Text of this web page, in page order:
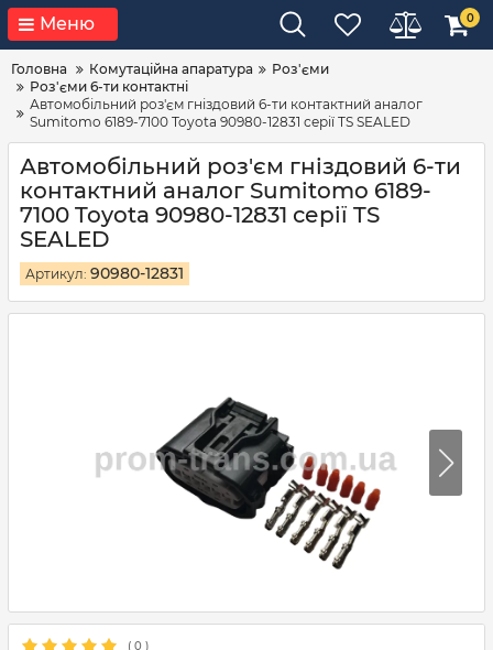
Меню 0
Головна Комутаційна апаратура
Роз'єми
Роз'єми 6-ти контактні
Автомобільний роз'єм гніздовий 6-ти контактний аналог
Sumitomo 6189-7100 Toyota 90980-12831 серії TS SEALED
Автомобільний роз'єм гніздовий 6-ти
контактний аналог Sumitomo 6189-
7100 Toyota 90980-12831 серії TS
SEALED
Артикул: 90980-12831
( 0 )